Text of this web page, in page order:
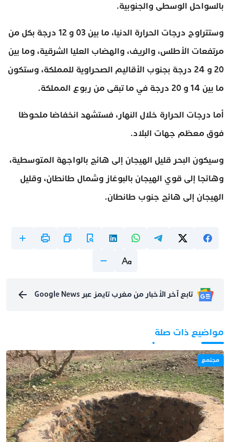
بالسواحل الوسطى والجنوبية.
وستتراوح درجات الحرارة الدنيا، ما بين 03 و 12 درجة بكل من
مرتفعات الأطلس، والريف، والهضاب العليا الشرقية، وما بين
20 و 24 درجة بجنوب الأقاليم الصحراوية للمملكة، وستكون
ما بين 14 و 20 درجة في ما تبقى من ربوع المملكة.
أما درجات الحرارة خلال النهار، فستشهد انخفاضا ملحوظا
فوق معظم جهات البلاد.
وسيكون البحر قليل الهيجان إلى هائج بالواجهة المتوسطية،
وهائجا إلى قوي الهيجان بالبوغاز وشمال طانطان، وقليل
الهيجان إلى هائج جنوب طانطان.
تابع آخر الأخبار من مغرب تايمز عبر Google News
مواضيع ذات صلة
مجتمع